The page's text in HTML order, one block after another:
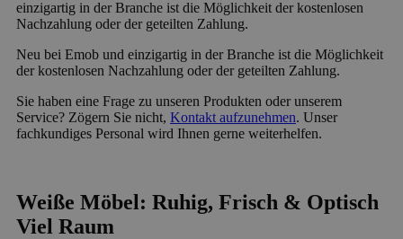
einzigartig in der Branche ist die Möglichkeit der kostenlosen
Nachzahlung oder der geteilten Zahlung.
Neu bei Emob und einzigartig in der Branche ist die Möglichkeit
der kostenlosen Nachzahlung oder der geteilten Zahlung.
Sie haben eine Frage zu unseren Produkten oder unserem
Service? Zögern Sie nicht, Kontakt aufzunehmen. Unser
fachkundiges Personal wird Ihnen gerne weiterhelfen.
Weiße Möbel: Ruhig, Frisch & Optisch
Viel Raum